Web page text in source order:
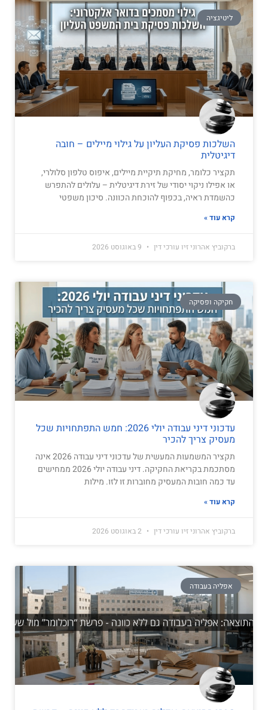
ליטיגציה
השלכות פסיקת העליון על גילוי מיילים – חובה
דיגיטלית
תקציר כלומר, מחיקת תיקיית מיילים, איפוס טלפון סלולרי,
או אפילו ניקוי יסודי של זירת דיגיטלית – עלולים להתפרש
כהשמדת ראיה, בכפוף להוכחת הכוונה. סיכון משפטי
קרא עוד »
ברקוביץ אהרוני זיו עורכי דין
חקיקה ופסיקה
עדכוני דיני עבודה יולי 2026: חמש התפתחויות שכל
מעסיק צריך להכיר
תקציר המשמעות המעשית של עדכוני דיני עבודה 2026 אינה
מסתכמת בקריאת החקיקה. דיני עבודה יולי 2026 ממחישים
עד כמה חובות המעסיק מחוברות זו לזו. מילות
קרא עוד »
ברקוביץ אהרוני זיו עורכי דין
אפליה בעבודה